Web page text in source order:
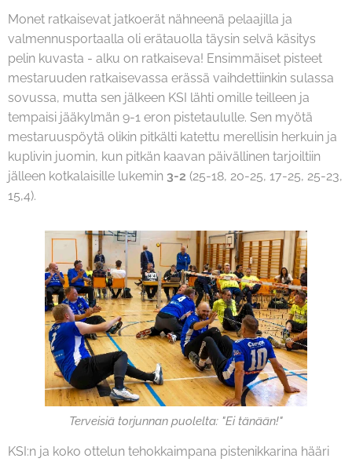
Monet ratkaisevat jatkoerät nähneenä pelaajilla ja
valmennusportaalla oli erätauolla täysin selvä käsitys
pelin kuvasta - alku on ratkaiseva! Ensimmäiset pisteet
mestaruuden ratkaisevassa erässä vaihdettiinkin sulassa
sovussa, mutta sen jälkeen KSI lähti omille teilleen ja
tempaisi jääkylmän 9-1 eron pistetaululle. Sen myötä
mestaruuspöytä olikin pitkälti katettu merellisin herkuin ja
kuplivin juomin, kun pitkän kaavan päivällinen tarjoiltiin
jälleen kotkalaisille lukemin 3-2 (25-18, 20-25, 17-25, 25-23,
15,4).
Terveisiä torjunnan puolelta: "Ei tänään!"
KSI:n ja koko ottelun tehokkaimpana pistenikkarina hääri